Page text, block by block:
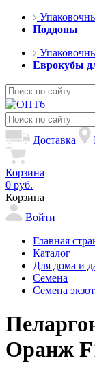
Поддоны
Еврокубы
Доставка
Корзина
0 руб.
Корзина
Войти
Главная
Каталог
Для дома и
Семена
Семена
Оранж